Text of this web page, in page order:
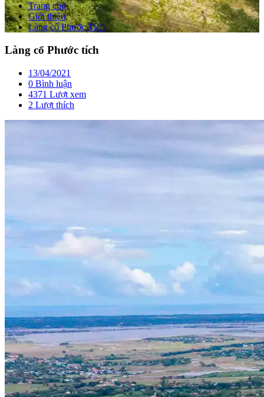
Trang chủ
Giới thiệu
Làng cổ Phước Tích
Làng cổ Phước tích
13/04/2021
0 Bình luận
4371 Lượt xem
2 Lượt thích